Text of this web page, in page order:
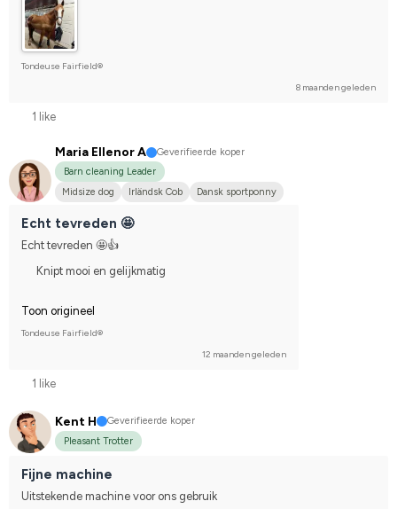
Tondeuse Fairfield®
8 maanden geleden
1 like
Maria Ellenor A
Geverifieerde koper
Barn cleaning Leader
Midsize dog
Irländsk Cob Dansk sportponny
Echt tevreden 🤩
Echt tevreden 🤩👍
Knipt mooi en gelijkmatig
Toon origineel
Tondeuse Fairfield®
12 maanden geleden
1 like
Kent H
Geverifieerde koper
Pleasant Trotter
Fijne machine
Uitstekende machine voor ons gebruik